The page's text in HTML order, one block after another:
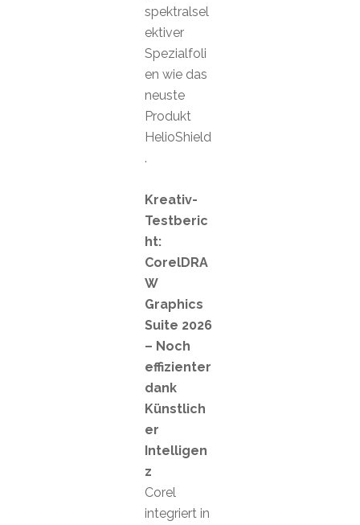
spektralsel
ektiver
Spezialfoli
en wie das
neuste
Produkt
HelioShield
.
Kreativ-
Testberic
ht:
CorelDRA
W
Graphics
Suite 2026
– Noch
effizienter
dank
Künstlich
er
Intelligen
z
Corel
integriert in